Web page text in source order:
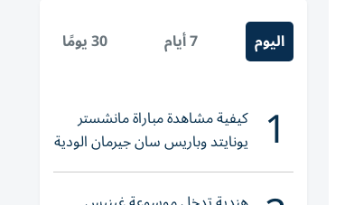
اليوم 7 أيام 30 يومًا
1 كيفية مشاهدة مباراة مانشستر
يونايتد وباريس سان جيرمان الودية
والقنوات الناقلة